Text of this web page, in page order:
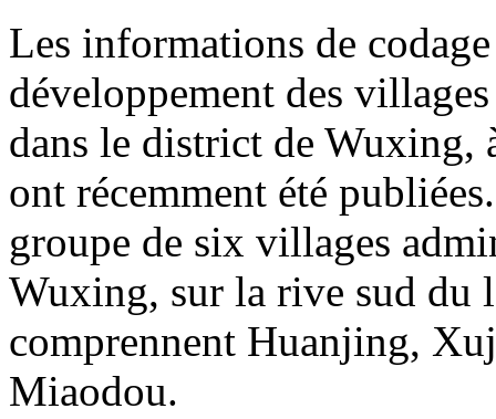
Les informations de
développement des
dans le district de Wuxing,
ont récemment été
groupe de six villages
Wuxing, sur la rive sud du
comprennent Huanjing,
Miaodou.